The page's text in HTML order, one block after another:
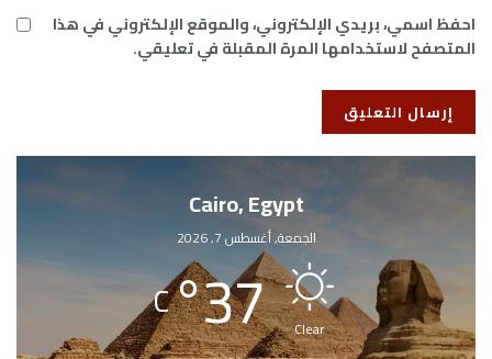
احفظ اسمي، بريدي الإلكتروني، والموقع الإلكتروني في هذا
المتصفح لاستخدامها المرة المقبلة في تعليقي.
Cairo, Egypt
الجمعة, أغسطس 7, 2026
Clear
37
°
C